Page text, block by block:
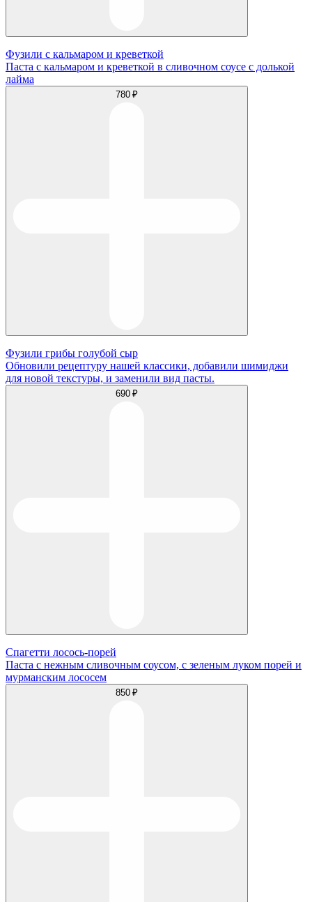
Фузили с кальмаром и креветкой
Паста с кальмаром и креветкой в сливочном соусе с долькой
лайма
780 ₽
Фузили грибы голубой сыр
Обновили рецептуру нашей классики, добавили шимиджи
для новой текстуры, и заменили вид пасты.
690 ₽
Спагетти лосось-порей
Паста с нежным сливочным соусом, с зеленым луком порей и
мурманским лососем
850 ₽